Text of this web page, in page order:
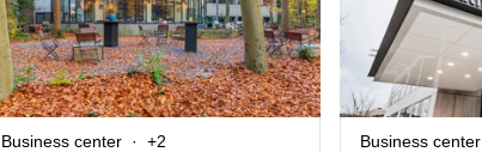
Business center +2 Business center